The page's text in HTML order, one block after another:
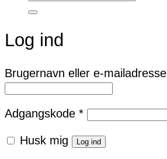
Log ind
Brugernavn eller e-mailadresse
Adgangskode *Påkrævet
Husk mig Log ind